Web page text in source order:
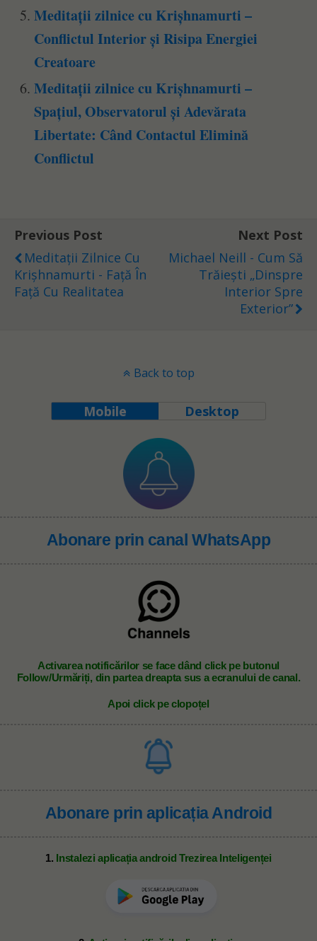
Meditații zilnice cu Krișhnamurti –
Conflictul Interior și Risipa Energiei
Creatoare
Meditații zilnice cu Krișhnamurti –
Spațiul, Observatorul și Adevărata
Libertate: Când Contactul Elimină
Conflictul
Previous Post
Meditații Zilnice Cu
Krișhnamurti - Față În
Față Cu Realitatea
Next Post
Michael Neill - Cum Să
Trăiești „Dinspre
Interior Spre
Exterior”
Back to top
Mobile Desktop
Abonare prin canal WhatsApp
Activarea notificărilor se face dând click pe butonul
Follow/Urmăriți, din partea dreapta sus a ecranului de canal.
Apoi click pe clopoțel
Abonare prin aplicația Android
1. Instalezi aplicația android Trezirea Inteligenței